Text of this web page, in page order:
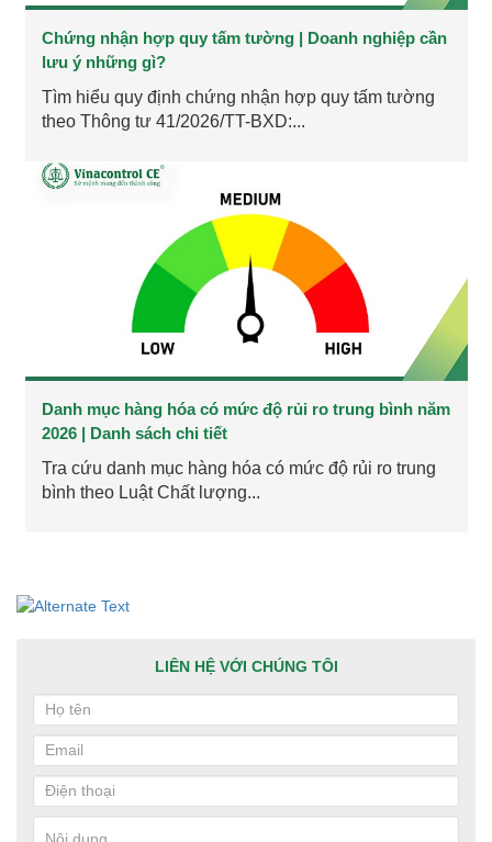
Chứng nhận hợp quy tấm tường | Doanh nghiệp cần
lưu ý những gì?
Tìm hiểu quy định chứng nhận hợp quy tấm tường
theo Thông tư 41/2026/TT-BXD:...
Danh mục hàng hóa có mức độ rủi ro trung bình năm
2026 | Danh sách chi tiết
Tra cứu danh mục hàng hóa có mức độ rủi ro trung
bình theo Luật Chất lượng...
LIÊN HỆ VỚI CHÚNG TÔI